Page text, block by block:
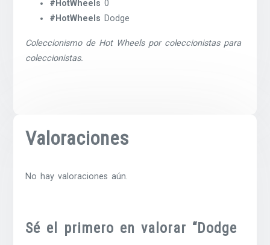
#HotWheels 0
#HotWheels Dodge
Coleccionismo de Hot Wheels por coleccionistas para
coleccionistas.
Valoraciones
No hay valoraciones aún.
Sé el primero en valorar “Dodge